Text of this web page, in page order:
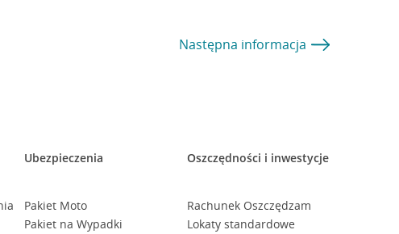
Następna informacja
Ubezpieczenia
Pakiet Moto
Pakiet na Wypadki
Oszczędności i inwestycje
Rachunek Oszczędzam
Lokaty standardowe